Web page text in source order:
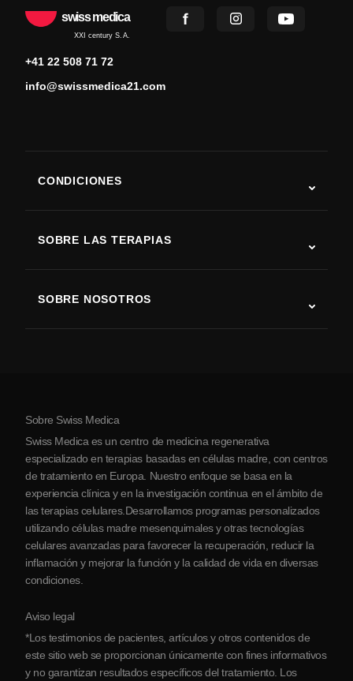
swiss medica
XXI century S.A.
+41 22 508 71 72
info@swissmedica21.com
CONDICIONES
Enfermedad de Parkinson
Artritis
SOBRE LAS TERAPIAS
SOBRE NOSOTROS
Sobre Serbia
Blog
Colaboraciones
Sobre Swiss Medica
Swiss Medica es un centro de medicina regenerativa
especializado en terapias basadas en células madre, con centros
de tratamiento en Europa. Nuestro enfoque se basa en la
experiencia clínica y en la investigación continua en el ámbito de
las terapias celulares.Desarrollamos programas personalizados
utilizando células madre mesenquimales y otras tecnologías
celulares avanzadas para favorecer la recuperación, reducir la
inflamación y mejorar la función y la calidad de vida en diversas
condiciones.
Aviso legal
*Los testimonios de pacientes, artículos y otros contenidos de
este sitio web se proporcionan únicamente con fines informativos
y no garantizan resultados específicos del tratamiento. Los